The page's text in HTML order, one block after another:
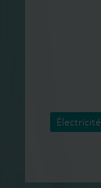
Électricité